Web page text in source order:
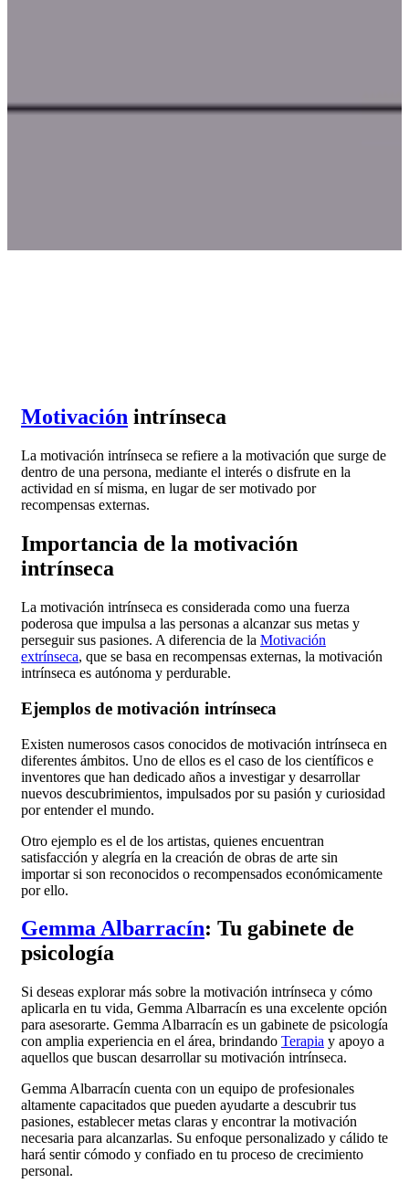
Motivación intrínseca
La motivación intrínseca se refiere a la motivación que surge de
dentro de una persona, mediante el interés o disfrute en la
actividad en sí misma, en lugar de ser motivado por
recompensas externas.
Importancia de la motivación
intrínseca
La motivación intrínseca es considerada como una fuerza
poderosa que impulsa a las personas a alcanzar sus metas y
perseguir sus pasiones. A diferencia de la Motivación
extrínseca, que se basa en recompensas externas, la motivación
intrínseca es autónoma y perdurable.
Ejemplos de motivación intrínseca
Existen numerosos casos conocidos de motivación intrínseca en
diferentes ámbitos. Uno de ellos es el caso de los científicos e
inventores que han dedicado años a investigar y desarrollar
nuevos descubrimientos, impulsados por su pasión y curiosidad
por entender el mundo.
Otro ejemplo es el de los artistas, quienes encuentran
satisfacción y alegría en la creación de obras de arte sin
importar si son reconocidos o recompensados económicamente
por ello.
Gemma Albarracín: Tu gabinete de
psicología
Si deseas explorar más sobre la motivación intrínseca y cómo
aplicarla en tu vida, Gemma Albarracín es una excelente opción
para asesorarte. Gemma Albarracín es un gabinete de psicología
con amplia experiencia en el área, brindando Terapia y apoyo a
aquellos que buscan desarrollar su motivación intrínseca.
Gemma Albarracín cuenta con un equipo de profesionales
altamente capacitados que pueden ayudarte a descubrir tus
pasiones, establecer metas claras y encontrar la motivación
necesaria para alcanzarlas. Su enfoque personalizado y cálido te
hará sentir cómodo y confiado en tu proceso de crecimiento
personal.